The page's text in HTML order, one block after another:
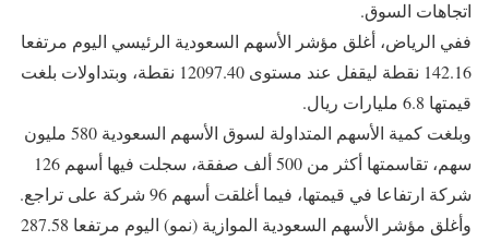
اتجاهات السوق.
ففي الرياض، أغلق مؤشر الأسهم السعودية الرئيسي اليوم مرتفعا
142.16 نقطة ليقفل عند مستوى 12097.40 نقطة، وبتداولات بلغت
قيمتها 6.8 مليارات ريال.
وبلغت كمية الأسهم المتداولة لسوق الأسهم السعودية 580 مليون
سهم، تقاسمتها أكثر من 500 ألف صفقة، سجلت فيها أسهم 126
شركة ارتفاعا في قيمتها، فيما أغلقت أسهم 96 شركة على تراجع.
وأغلق مؤشر الأسهم السعودية الموازية (نمو) اليوم مرتفعا 287.58